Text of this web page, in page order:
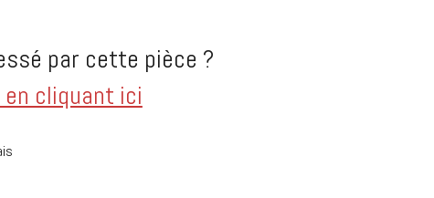
par cette pièce ?
cliquant ici